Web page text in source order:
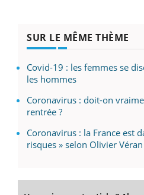
SUR LE MÊME THÈME
Covid-19 : les femmes se
les hommes
Coronavirus : doit-on
rentrée ?
Coronavirus : la France est
risques » selon Olivier Véran